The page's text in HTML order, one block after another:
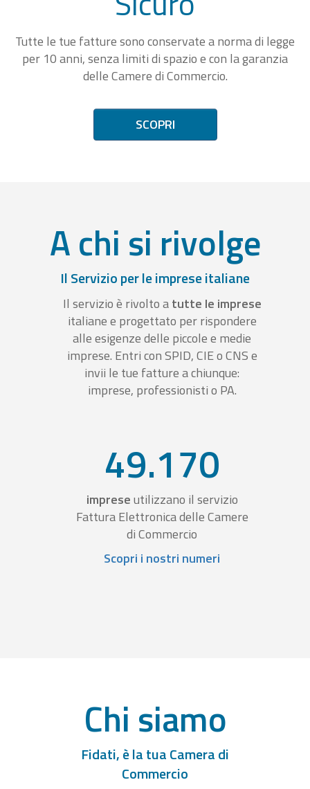
Tutte le tue fatture sono conservate a norma di legge
per 10 anni, senza limiti di spazio e con la garanzia
delle Camere di Commercio.
SCOPRI
A chi si rivolge
Il Servizio per le imprese italiane
Il servizio è rivolto atutte le imprese
italiane e progettato per rispondere
alle esigenze delle piccole e medie
imprese. Entri con SPID, CIE o CNS e
invii le tue fatture a chiunque:
imprese, professionisti o PA.
49.170
impreseutilizzano il servizio
Fattura Elettronica delle Camere
di Commercio
Scopri i nostri numeri
Chi siamo
Fidati, è la tua Camera di
Commercio